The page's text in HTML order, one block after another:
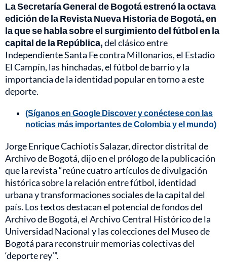
La Secretaría General de Bogotá estrenó la octava
edición de la Revista Nueva Historia de Bogotá, en
la que se habla sobre el surgimiento del fútbol en la
capital de la República,del clásico entre
Independiente Santa Fe contra Millonarios, el Estadio
El Campín, las hinchadas, el fútbol de barrio y la
importancia de la identidad popular en torno a este
deporte.
(Síganos en Google Discover y conéctese con las
noticias más importantes de Colombia y el mundo)
Jorge Enrique Cachiotis Salazar, director distrital de
Archivo de Bogotá, dijo en el prólogo de la publicación
que la revista “reúne cuatro artículos de divulgación
histórica sobre la relación entre fútbol, identidad
urbana y transformaciones sociales de la capital del
país. Los textos destacan el potencial de fondos del
Archivo de Bogotá, el Archivo Central Histórico de la
Universidad Nacional y las colecciones del Museo de
Bogotá para reconstruir memorias colectivas del
‘deporte rey’”.